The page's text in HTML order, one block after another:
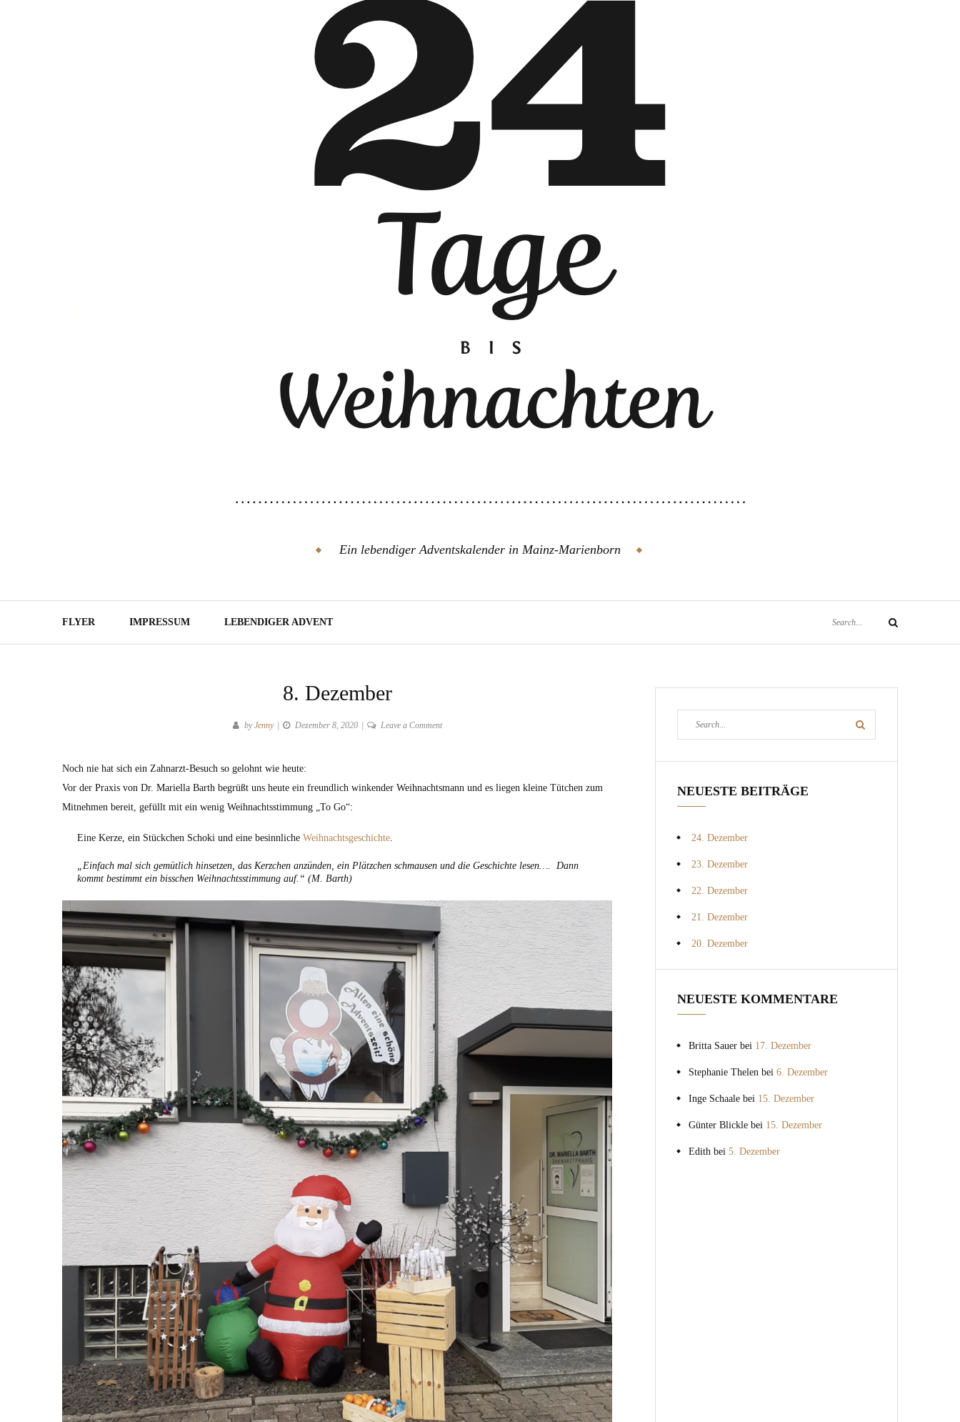
Ein lebendiger Adventskalender in Mainz-Marienborn
FLYER IMPRESSUM LEBENDIGER ADVENT Search
8. Dezember
byJenny Dezember 8, 2020 Leave a Commenton
Noch nie hat sich ein Zahnarzt-Besuch so gelohnt wie heute:
Vor der Praxis von Dr. Mariella Barth begrüßt uns heute ein freundlich winkender Weihnachtsmann und es liegen kleine Tütchen zum
Mitnehmen bereit, gefüllt mit ein wenig Weihnachtsstimmung „To Go“:
Eine Kerze, ein Stückchen Schoki und eine besinnliche Weihnachtsgeschichte.
„Einfach mal sich gemütlich hinsetzen, das Kerzchen anzünden, ein Plätzchen schmausen und die Geschichte lesen…. Dann
kommt bestimmt ein bisschen Weihnachtsstimmung auf.“ (M. Barth)
Search
for:
Search
NEUESTE BEITRÄGE
24. Dezember
23. Dezember
22. Dezember
21. Dezember
20. Dezember
NEUESTE KOMMENTARE
Britta Sauer bei 17. Dezember
Stephanie Thelen bei 6. Dezember
Inge Schaale bei 15. Dezember
Günter Blickle bei 15. Dezember
Edith bei 5. Dezember